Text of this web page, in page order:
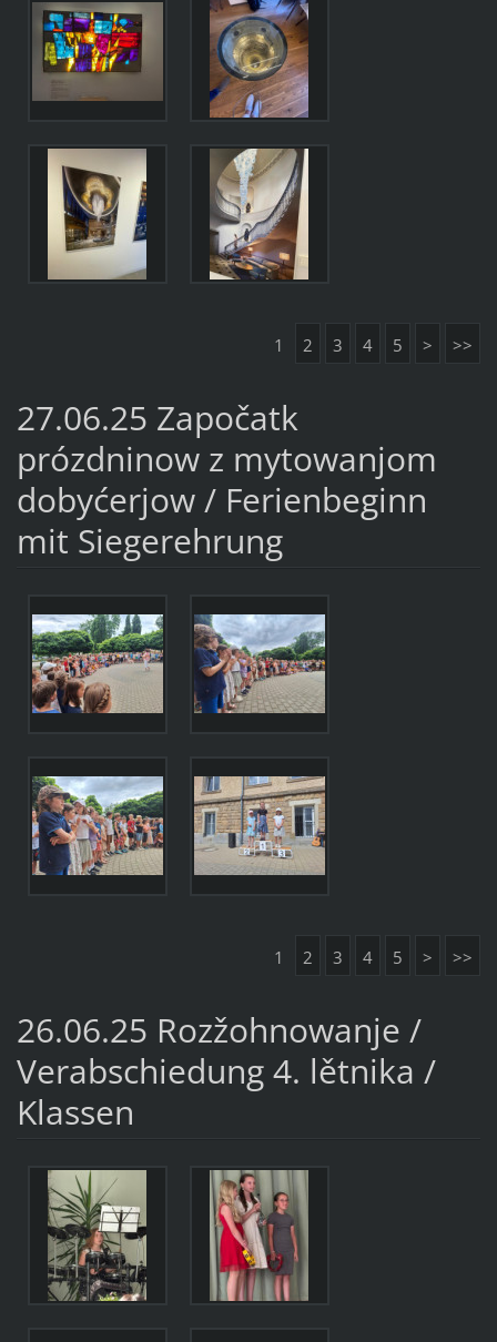
1 2 3 4 5 > >>
27.06.25 Započatk
prózdninow z mytowanjom
dobyćerjow / Ferienbeginn
mit Siegerehrung
1 2 3 4 5 > >>
26.06.25 Rozžohnowanje /
Verabschiedung 4. lětnika /
Klassen